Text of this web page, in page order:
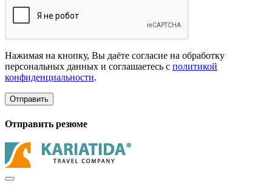
Нажимая на кнопку, Вы даёте согласие на обработку
персональных данных и соглашаетесь с политикой
конфиденциальности.
Отправить
Отправить резюме